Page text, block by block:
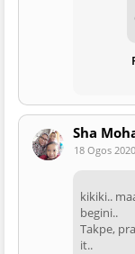
Sha
18 Ogos
kikiki..
begini..
Takpe,
it..